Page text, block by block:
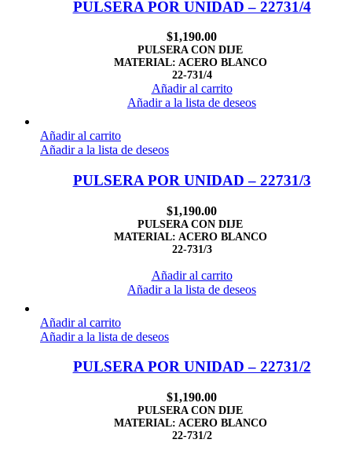
PULSERA POR UNIDAD – 22731/4
$1,190.00
PULSERA CON DIJE
MATERIAL: ACERO BLANCO
22-731/4
Añadir al carrito
Añadir a la lista de deseos
Añadir al carrito
Añadir a la lista de deseos
PULSERA POR UNIDAD – 22731/3
$1,190.00
PULSERA CON DIJE
MATERIAL: ACERO BLANCO
22-731/3
Añadir al carrito
Añadir a la lista de deseos
Añadir al carrito
Añadir a la lista de deseos
PULSERA POR UNIDAD – 22731/2
$1,190.00
PULSERA CON DIJE
MATERIAL: ACERO BLANCO
22-731/2